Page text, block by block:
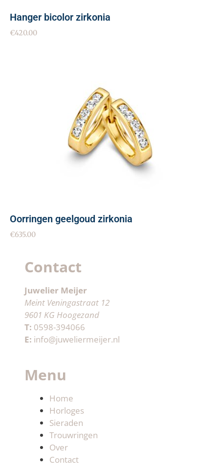
Hanger bicolor zirkonia
€420.00
Oorringen geelgoud zirkonia
€635.00
Contact
Juwelier Meijer
Meint Veningastraat 12
9601 KG Hoogezand
T: 0598-394066
E: info@juweliermeijer.nl
Menu
Home
Horloges
Sieraden
Trouwringen
Over
Contact